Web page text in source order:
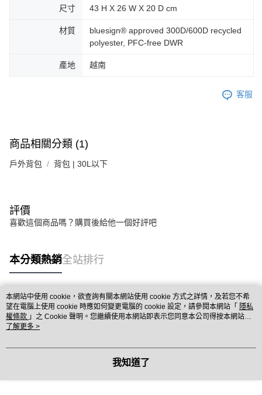
尺寸 43 H X 26 W X 20 D cm
材質
bluesign® approved 300D/600D recycled
polyester, PFC-free DWR
產地 越南
客服
商品相關分類 (1)
戶外背包 背包 | 30L以下
評價
喜歡這個商品嗎？購買後給他一個好評吧
本分類熱銷全站排行
熱門標籤
本網站中使用 cookie，欲查詢有關本網站使用 cookie 方式之詳情，及若您不希
望在電腦上使用 cookie 時應如何變更電腦的 cookie 設定，請參閱本網站「 隱私
權條款 」之 Cookie 聲明。您繼續使用本網站即表示您同意本公司得按本網站使
用條款之 Cookie 聲明使用 cookie。
了解更多 >
我知道了